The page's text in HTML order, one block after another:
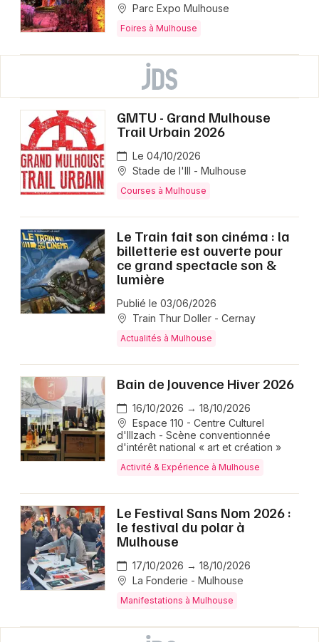
Parc Expo Mulhouse
Foires à Mulhouse
GMTU - Grand Mulhouse
Trail Urbain 2026
Le 04/10/2026
Stade de l'Ill - Mulhouse
Courses à Mulhouse
Le Train fait son cinéma : la
billetterie est ouverte pour
ce grand spectacle son &
lumière
Publié le 03/06/2026
Train Thur Doller - Cernay
Actualités à Mulhouse
Bain de Jouvence Hiver 2026
16/10/2026 → 18/10/2026
Espace 110 - Centre Culturel
d'Illzach - Scène conventionnée
d'intérêt national « art et création »
Activité & Expérience à Mulhouse
Le Festival Sans Nom 2026 :
le festival du polar à
Mulhouse
17/10/2026 → 18/10/2026
La Fonderie - Mulhouse
Manifestations à Mulhouse